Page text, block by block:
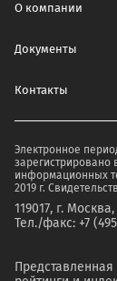
О компании
Документы
Контакты
Электронное
информационных
2019 г.
119017, г.
Тел./факс: +7